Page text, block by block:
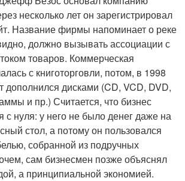
несколько лет он зарегистрировал
Название фирмы напоминает о реке
должно вызывать ассоциации с
товаров. Коммерческая
с книготорговли, потом, в 1998
дополнился дисками (CD, VCD, DVD,
и пр.) Считается, что бизнес
с нуля: у него не было денег даже на
стол, а потому он пользовался
собранной из подручных
сам бизнесмен позже объяснял
а принципиальной экономией.